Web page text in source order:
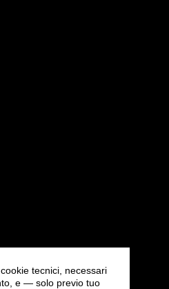
tecnici, necessari
e — solo previo tuo